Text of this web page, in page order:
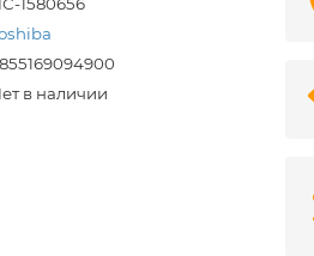
в наличии